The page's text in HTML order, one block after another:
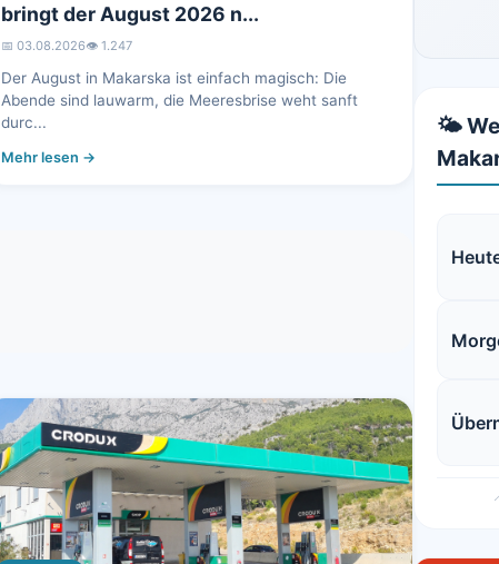
bringt der August 2026 n...
📅 03.08.2026👁️ 1.247
Der August in Makarska ist einfach magisch: Die
Abende sind lauwarm, die Meeresbrise weht sanft
durc...
Mehr lesen →
🌤️